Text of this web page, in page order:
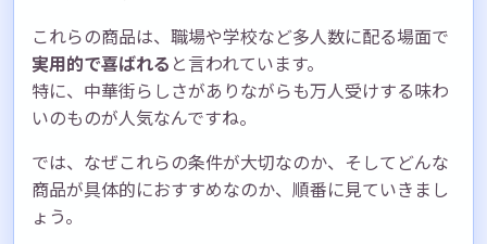
これらの商品は、職場や学校など多人数に配る場面で
実用的で喜ばれる と言われています。
特に、中華街らしさがありながらも万人受けする味わ
いのものが人気なんですね。
では、なぜこれらの条件が大切なのか、そしてどんな
商品が具体的におすすめなのか、順番に見ていきまし
ょう。